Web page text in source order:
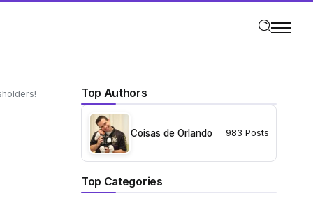
Top Authors
Coisas de Orlando 983 Posts
Top Categories